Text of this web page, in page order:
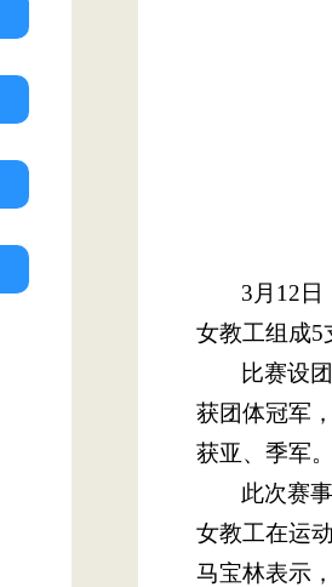
3月12日
女教工组成5
比赛设
获团体冠军
获亚、季军。
此次赛
女教工在运
马宝林表示